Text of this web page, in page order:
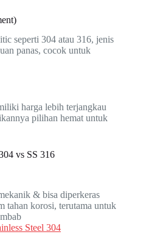
seperti 304 atau 316, jenis
panas, cocok untuk
harga lebih terjangkau
pilihan hemat untuk
vs SS 316
& bisa diperkeras
tahan korosi, terutama untuk
Steel 304